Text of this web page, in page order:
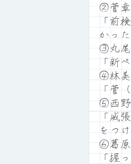
②菅
「前
かっ
③丸尾
「新
④林
「菅
⑤西野
「威
をつ
⑥葛
「握